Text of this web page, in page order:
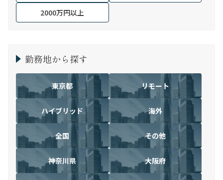
2000万円以上
勤務地から探す
東京都 リモート
ハイブリッド 海外
全国 その他
神奈川県 大阪府